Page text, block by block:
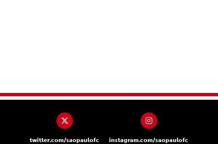
twitter.com/saopaulofc instagram.com/saopaulofc